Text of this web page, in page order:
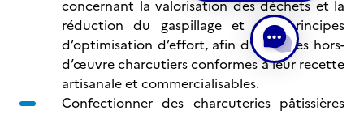
concernant la valorisation des déchets et la
réduction du gaspillage et des principes
d’optimisation d’effort, afin d’avoir des hors-
d’œuvre charcutiers conformes à leur recette
artisanale et commercialisables.
Confectionner des charcuteries pâtissières